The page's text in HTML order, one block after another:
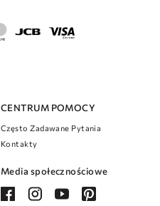
CENTRUM POMOCY
Często Zadawane Pytania
Kontakty
Media społecznościowe